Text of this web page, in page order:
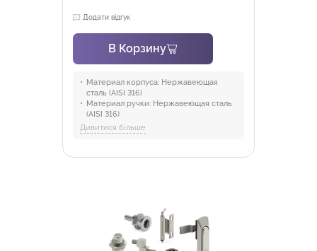
Додати відгук
В Корзину
Материал корпуса: Нержавеющая
сталь (AISI 316)
Материал ручки: Нержавеющая сталь
(AISI 316)
Материал замка:
(AISI 304)
Направление двери:Для левой двери
Дивитися більше